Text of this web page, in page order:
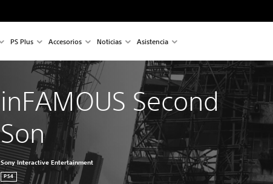
PS Plus Accesorios Noticias Asistencia
inFAMOUS Second
Son
Sony Interactive Entertainment
PS4